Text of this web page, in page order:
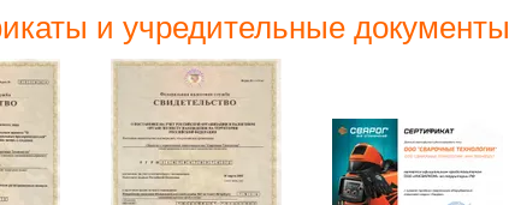
и учредительные документы